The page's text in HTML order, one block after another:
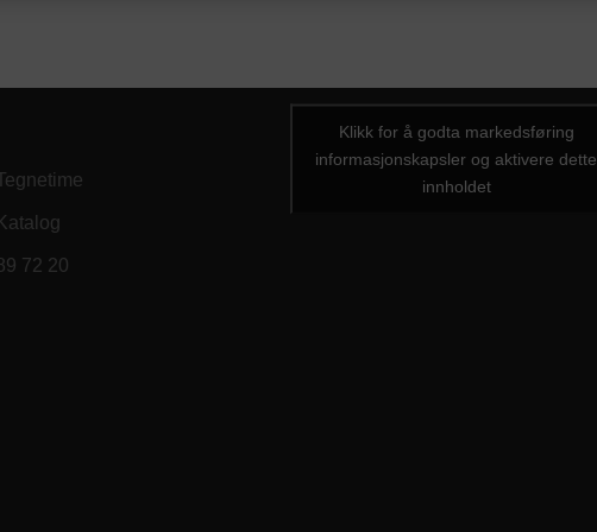
72 20
Klikk for å godta markedsføring
informasjonskapsler og aktivere dette
innholdet